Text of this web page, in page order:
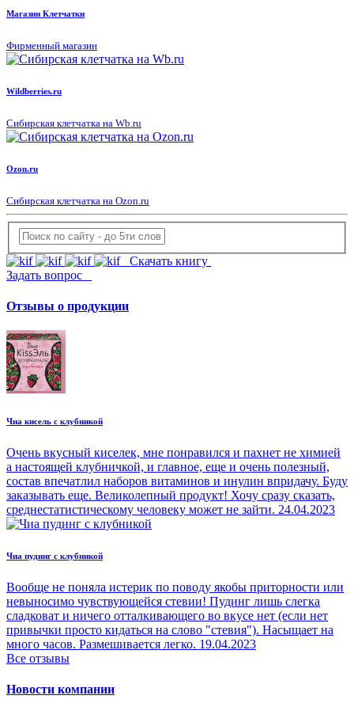
Магазин Клетчатки
Фирменный магазин
Wildberries.ru
Сибирская клетчатка на Wb.ru
Ozon.ru
Сибирская клетчатка на Ozon.ru
Скачать книгу
Задать вопрос
Отзывы о продукции
Чиа кисель с клубникой
Очень вкусный киселек, мне понравился и пахнет не химией
а настоящей клубничкой, и главное, еще и очень полезный,
состав впечатлил наборов витаминов и инулин впридачу. Буду
заказывать еще. Великолепный продукт! Хочу сразу сказать,
среднестатистическому человеку может не зайти. 24.04.2023
Чиа пудинг с клубникой
Вообще не поняла истерик по поводу якобы приторности или
невыносимо чувствующейся стевии! Пудинг лишь слегка
сладковат и ничего отталкивающего во вкусе нет (если нет
привычки просто кидаться на слово "стевия"). Насыщает на
много часов. Размешивается легко. 19.04.2023
Все отзывы
Новости компании